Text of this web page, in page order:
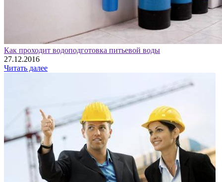
Как проходит водоподготовка питьевой воды
27.12.2016
Читать далее